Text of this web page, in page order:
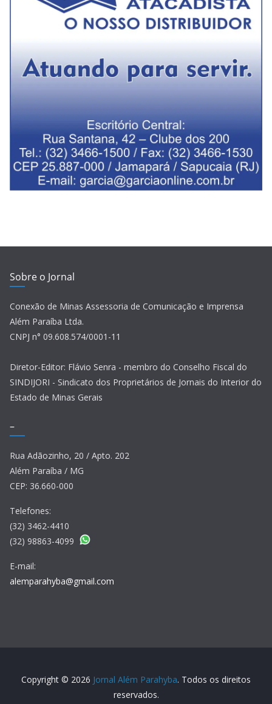
Sobre o Jornal
Conexão de Minas Assessoria de Comunicação e Imprensa
Além Paraíba Ltda.
CNPJ n° 09.608.574/0001-11
Diretor-Editor: Flávio Senra - membro do Conselho Fiscal do
SINDIJORI - Sindicato dos Proprietários de Jornais do Interior do
Estado de Minas Gerais
–
Rua Adãozinho, 20 / Apto. 202
Além Paraíba / MG
CEP: 36.660-000
Telefones:
(32) 3462-4410
(32) 98863-4099
E-mail:
alemparahyba@gmail.com
Copyright © 2026 Jornal Além Parahyba. Todos os direitos
reservados.